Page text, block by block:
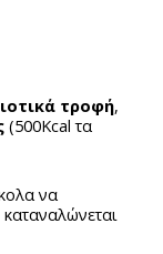
τροφή,
(500Kcal τα
να